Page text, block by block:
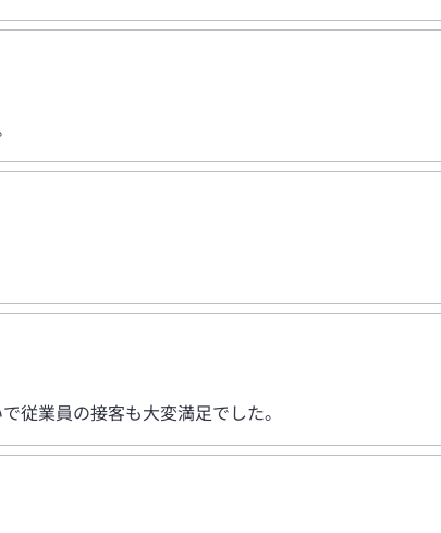
従業員の接客も大変満足でした。